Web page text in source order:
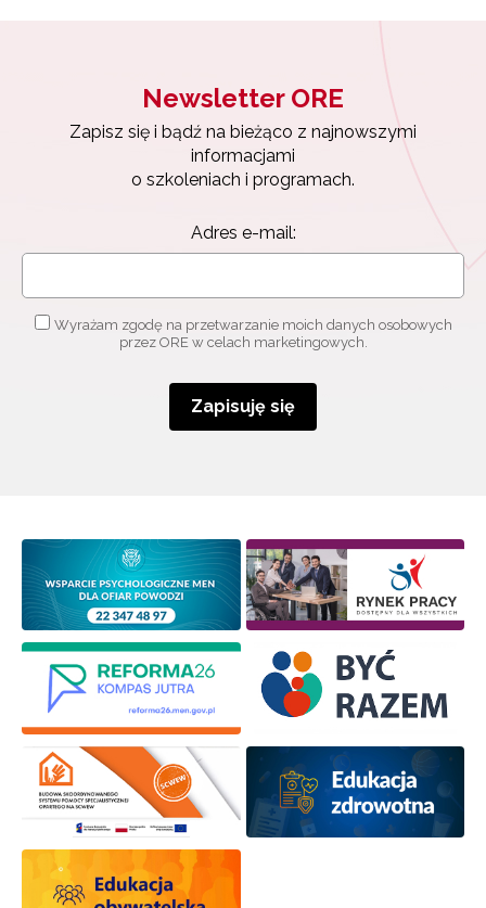
Newsletter ORE
Zapisz się i bądź na bieżąco z najnowszymi
informacjami
o szkoleniach i programach.
Adres e-mail:
Wyrażam zgodę na przetwarzanie moich danych osobowych
przez ORE w celach marketingowych.
Zapisuję się